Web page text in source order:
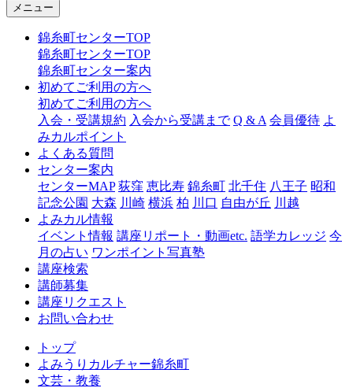
ャ
糸
メニュー
錦糸町センターTOP
錦糸町センターTOP
錦糸町センター案内
初めてご利用の方へ
初めてご利用の方へ
入会・受講規約 入会から受講まで Q & A 会員優待 よ
みカルポイント
よくある質問
センター案内
センターMAP 荻窪 恵比寿 錦糸町 北千住 八王子 昭和
記念公園 大森 川崎 横浜 柏 川口 自由が丘 川越
よみカル情報
イベント情報 講座リポート・動画etc. 語学カレッジ 今
月の占い ワンポイント写真塾
講座検索
講師募集
講座リクエスト
お問い合わせ
トップ
よみうりカルチャー錦糸町
文芸・教養